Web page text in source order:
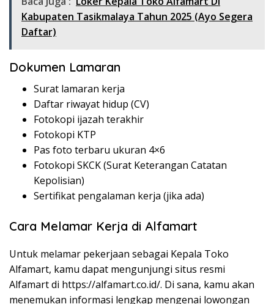
Kabupaten Tasikmalaya Tahun 2025 (Ayo Segera
Daftar)
Dokumen Lamaran
Surat lamaran kerja
Daftar riwayat hidup (CV)
Fotokopi ijazah terakhir
Fotokopi KTP
Pas foto terbaru ukuran 4×6
Fotokopi SKCK (Surat Keterangan Catatan
Kepolisian)
Sertifikat pengalaman kerja (jika ada)
Cara Melamar Kerja di Alfamart
Untuk melamar pekerjaan sebagai Kepala Toko
Alfamart, kamu dapat mengunjungi situs resmi
Alfamart di https://alfamart.co.id/. Di sana, kamu akan
menemukan informasi lengkap mengenai lowongan